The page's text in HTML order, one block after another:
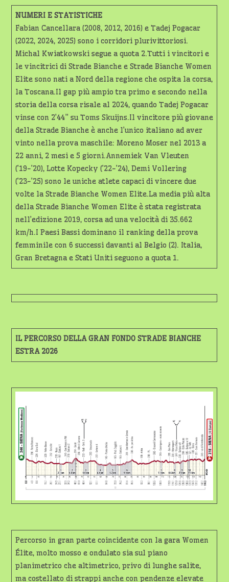
NUMERI E STATISTICHE
Fabian Cancellara (2008, 2012, 2016) e Tadej Pogacar
(2022, 2024, 2025) sono i corridori plurivittoriosi.
Michal Kwiatkowski segue a quota 2.Tutti i vincitori e
le vincitrici di Strade Bianche e Strade Bianche Women
Elite sono nati a Nord della regione che ospita la corsa,
la Toscana.Il gap più ampio tra primo e secondo nella
storia della corsa risale al 2024, quando Tadej Pogacar
vinse con 2’44” su Toms Skuijns.Il vincitore più giovane
della Strade Bianche è anche l’unico italiano ad aver
vinto nella prova maschile: Moreno Moser nel 2013 a
22 anni, 2 mesi e 5 giorni.Annemiek Van Vleuten
(’19-’20), Lotte Kopecky (’22-’24), Demi Vollering
(’23-’25) sono le uniche atlete capaci di vincere due
volte la Strade Bianche Women Elite.La media più alta
della Strade Bianche Women Elite è stata registrata
nell’edizione 2019, corsa ad una velocità di 35.662
km/h.I Paesi Bassi dominano il ranking della prova
femminile con 6 successi davanti al Belgio (2). Italia,
Gran Bretagna e Stati Uniti seguono a quota 1.
IL PERCORSO DELLA GRAN FONDO STRADE BIANCHE
ESTRA 2026
Percorso in gran parte coincidente con la gara Women
Élite, molto mosso e ondulato sia sul piano
planimetrico che altimetrico, privo di lunghe salite,
ma costellato di strappi anche con pendenze elevate